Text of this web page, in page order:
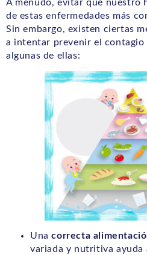
A menudo, evitar que nuestro
de estas enfermedades más
Sin embargo, existen ciertas
a intentar prevenir el contagio
algunas de ellas:
Unacorrecta
variada y nutritiva ayuda